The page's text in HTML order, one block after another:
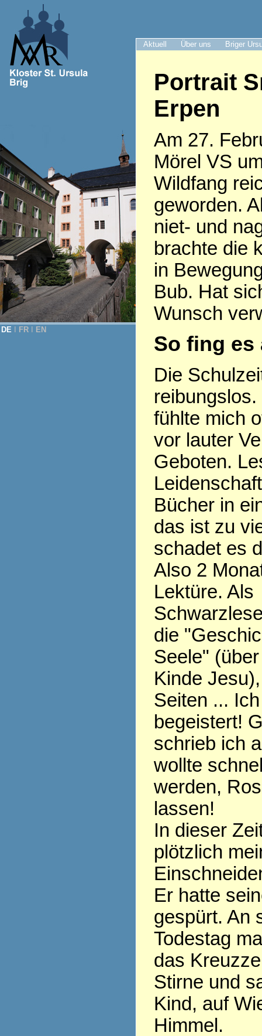
Aktuell Über uns Briger
DE FR EN
Portrait
Erpen
Am 27.
Mörel VS
Wildfang
geworden.
niet- und
brachte die
in
Bub. Hat
Wunsch
So fing es
Die
fühlte mich
vor lauter
Geboten.
Bücher in
das ist zu
schadet es
Also 2
Lektüre. Als
die
Seele"
Kinde
Seiten ...
begeistert!
schrieb ich
wollte
werden,
lassen!
In dieser
plötzlich
Er hatte
gespürt. An
Todestag
das
Stirne und
Kind, auf
Himmel.